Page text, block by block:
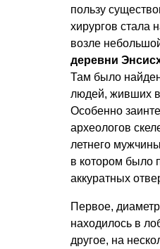
пользу
хирургов стала
возле
деревни
Там было
людей, живших
Особенно
археологов
летнего
в котором было
аккуратных
Первое,
находилось в
другое, на